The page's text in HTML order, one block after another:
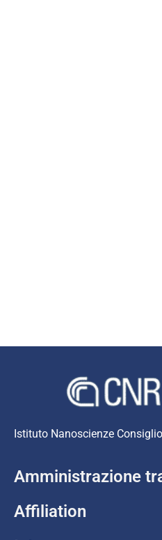
Istituto Nanoscienze
Amministrazione
Affiliation